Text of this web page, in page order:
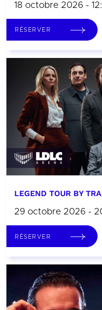
18 octobre 2026 -
RÉSERVER
LEGEND TOUR BY
29 octobre 2026 -
RÉSERVER